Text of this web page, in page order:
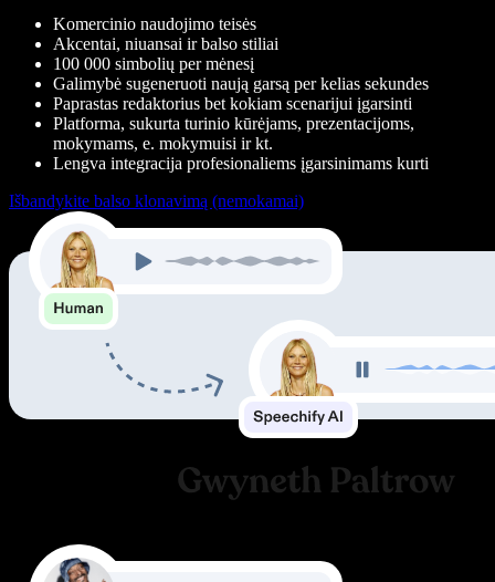
Komercinio naudojimo teisės
Akcentai, niuansai ir balso stiliai
100 000 simbolių per mėnesį
Galimybė sugeneruoti naują garsą per kelias sekundes
Paprastas redaktorius bet kokiam scenarijui įgarsinti
Platforma, sukurta turinio kūrėjams, prezentacijoms,
mokymams, e. mokymuisi ir kt.
Lengva integracija profesionaliems įgarsinimams kurti
Išbandykite balso klonavimą (nemokamai)